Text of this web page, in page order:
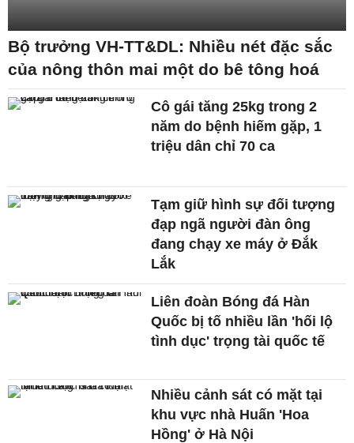
Bộ trưởng VH-TT&DL: Nhiều nét đặc sắc
của nông thôn mai một do bê tông hoá
Cô gái tăng 25kg trong 2
năm do bệnh hiếm gặp, 1
triệu dân chỉ 70 ca
Tạm giữ hình sự đối tượng
đạp ngã người đàn ông
đang chạy xe máy ở Đắk
Lắk
Liên đoàn Bóng đá Hàn
Quốc bị tố nhiều lần 'hối lộ
tình dục' trọng tài quốc tế
Nhiều cảnh sát có mặt tại
khu vực nhà Huấn 'Hoa
Hồng' ở Hà Nội